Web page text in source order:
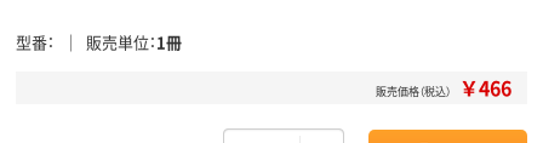
型番 販売単位 1冊
販売価格（税込） ￥466